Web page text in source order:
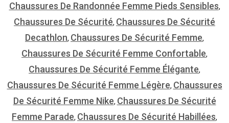
Chaussures De Randonnée Femme Pieds Sensibles,
Chaussures De Sécurité, Chaussures De Sécurité
Decathlon, Chaussures De Sécurité Femme,
Chaussures De Sécurité Femme Confortable,
Chaussures De Sécurité Femme Élégante,
Chaussures De Sécurité Femme Légère, Chaussures
De Sécurité Femme Nike, Chaussures De Sécurité
Femme Parade, Chaussures De Sécurité Habillées,